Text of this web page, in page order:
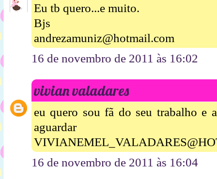
Eu tb quero...e muito.
Bjs
andrezamuniz@hotmail.com
16 de novembro de 2011 às 16:02
vivian valadares
eu quero sou fã do seu trabalho e
aguardar
16 de novembro de 2011 às 16:04